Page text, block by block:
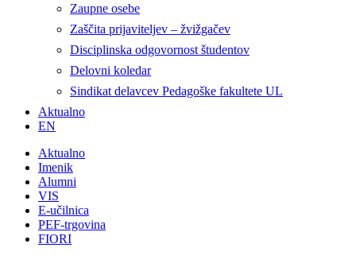
Zaupne osebe
Zaščita prijaviteljev – žvižgačev
Disciplinska odgovornost študentov
Delovni koledar
Sindikat delavcev Pedagoške fakultete UL
Aktualno
EN
Aktualno
Imenik
Alumni
VIS
E-učilnica
PEF-trgovina
FIORI